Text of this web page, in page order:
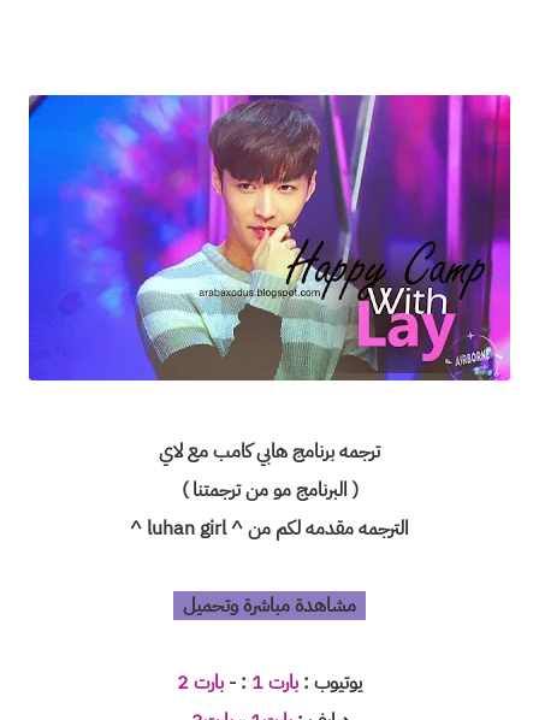
ترجمه برنامج هابي كامب مع لاي
( البرنامج مو من ترجمتنا )
الترجمه مقدمه لكم من ^ luhan girl ^
مشاهدة مباشرة وتحميل
يوتيوب : بارت 1 : - بارت 2